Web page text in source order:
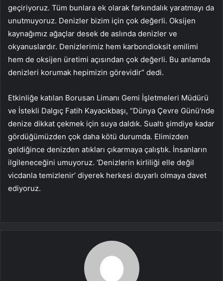
geçiriyoruz. Tüm bunlara ek olarak farkındalık yaratmayı da
unutmuyoruz. Denizler bizim için çok değerli. Oksijen
kaynağımız ağaçlar desek de aslında denizler ve
okyanuslardır. Denizlerimiz hem karbondioksit emilimi
hem de oksijen üretimi açısından çok değerli. Bu anlamda
denizleri korumak hepimizin görevidir” dedi.
Etkinliğe katılan Borusan Limanı Gemi İşletmeleri Müdürü
ve İstekli Dalgıç Fatih Kayacıkbaşı, “Dünya Çevre Günü’nde
denize dikkat çekmek için suya daldık. Sualtı şimdiye kadar
gördüğümüzden çok daha kötü durumda. Elimizden
geldiğince denizden atıkları çıkarmaya çalıştık. İnsanların
ilgileneceğini umuyoruz. ‘Denizlerin kirliliği elle değil
vicdanla temizlenir’ diyerek herkesi duyarlı olmaya davet
ediyoruz.